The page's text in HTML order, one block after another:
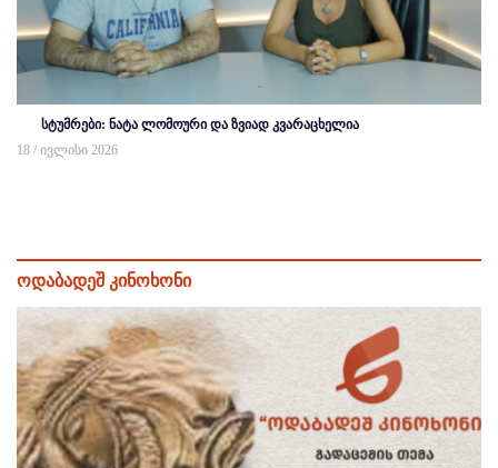
სტუმრები: ნატა ლომოური და ზვიად კვარაცხელია
18 / ივლისი 2026
ოდაბადეშ კინოხონი